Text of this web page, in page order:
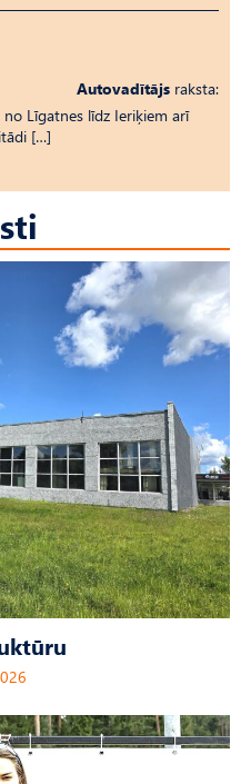
Autovadītājs raksta:
no Līgatnes līdz Ieriķiem arī
[…]